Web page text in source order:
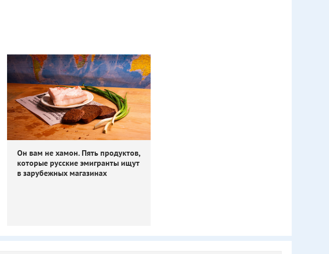
Он вам не хамон. Пять продуктов,
которые русские эмигранты ищут
в зарубежных магазинах